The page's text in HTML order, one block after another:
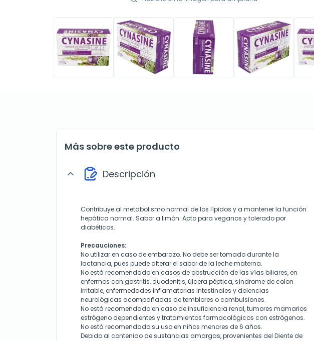
Más sobre este producto
expand_more Descripción
Contribuye al metabolismo normal de los lípidos y a mantener la función
hepática normal. Sabor a limón. Apto para veganos y tolerado por
diabéticos.
Precauciones:
No utilizar en caso de embarazo. No debe ser tomado durante la
lactancia, pues puede alterar el sabor de la leche materna.
No está recomendado en casos de obstrucción de las vías biliares, en
enfermos con gastritis, duodenitis, úlcera péptica, síndrome de colon
irritable, enfermedades inflamatorias intestinales y dolencias
neurológicas acompañadas de temblores o combulsiones.
No está recomendado en caso de insuficiencia renal, tumores mamarios
estrógeno dependientes y tratamientos farmacológicos con estrógenos.
No está recomendado su uso en niños menores de 6 años.
Debido al contenido de sustancias amargas, provenientes del Diente de